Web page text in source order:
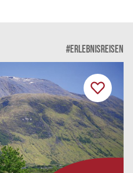
#ERLEBNISREISEN